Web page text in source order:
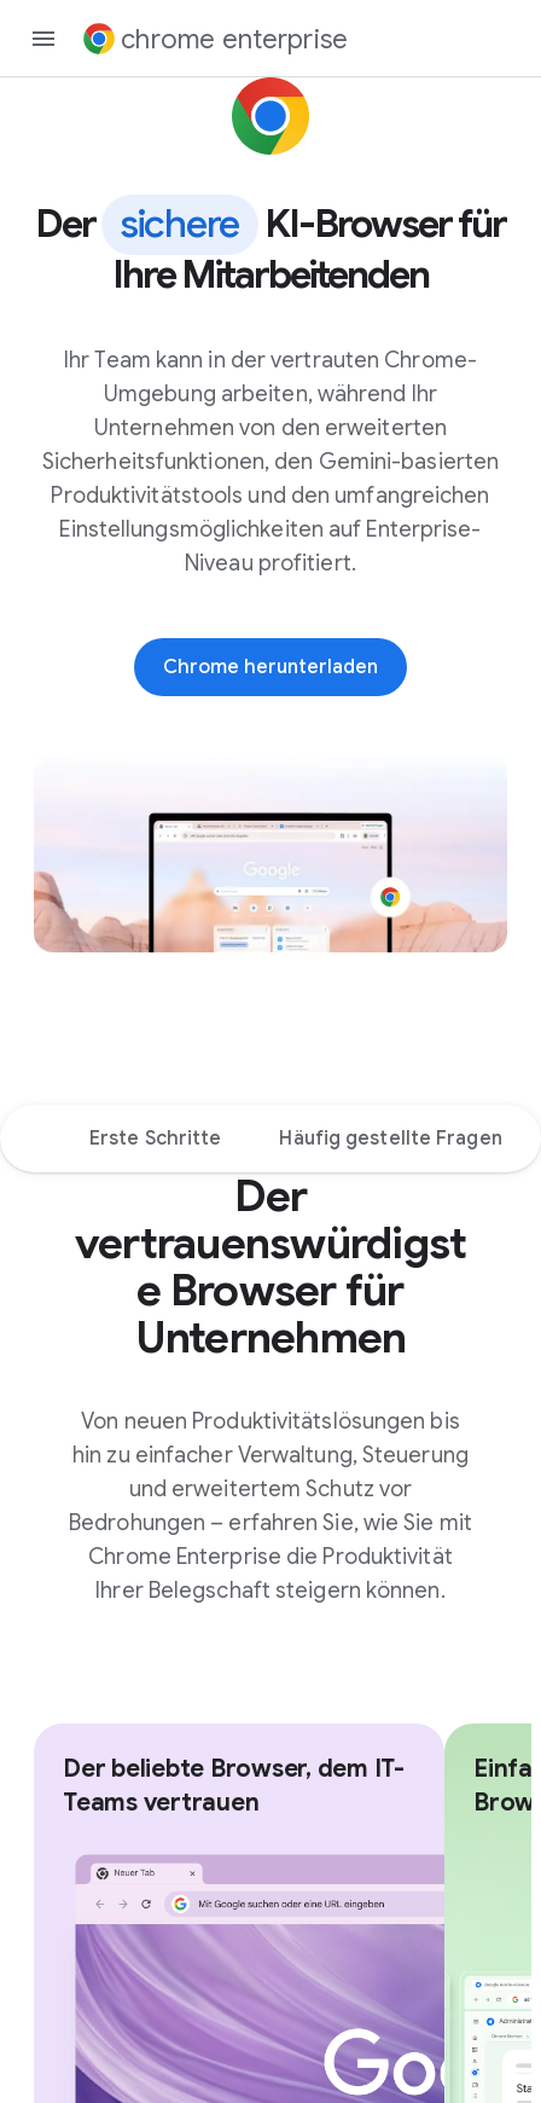
chrome enterprise
Der sichere KI-Browser für
Ihre Mitarbeitenden
Ihr Team kann in der vertrauten Chrome-
Umgebung arbeiten, während Ihr
Unternehmen von den erweiterten
Sicherheitsfunktionen, den Gemini-basierten
Produktivitätstools und den umfangreichen
Einstellungsmöglichkeiten auf Enterprise-
Niveau profitiert.
Chrome herunterladen
Erste Schritte Häufig gestellte Fragen
Der
vertrauenswürdigst
e Browser für
Unternehmen
Von neuen Produktivitätslösungen bis
hin zu einfacher Verwaltung, Steuerung
und erweitertem Schutz vor
Bedrohungen – erfahren Sie, wie Sie mit
Chrome Enterprise die Produktivität
Ihrer Belegschaft steigern können.
Der beliebte Browser, dem IT-
Teams vertrauen